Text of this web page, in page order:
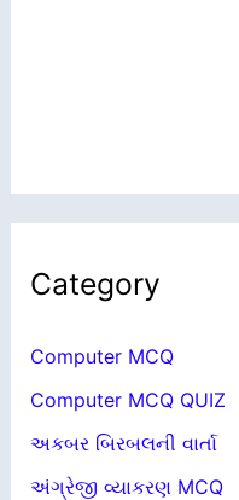
Category
Computer MCQ
Computer MCQ QUIZ
અકબર બિરબલની વાર્તા
અંગ્રેજી વ્યાકરણ MCQ